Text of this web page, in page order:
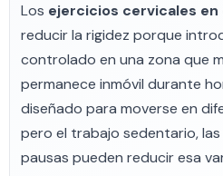
Los ejercicios cervicales en
reducir la rigidez porque
controlado en una zona que
permanece inmóvil durante
diseñado para moverse en
pero el trabajo sedentario,
pausas pueden reducir esa